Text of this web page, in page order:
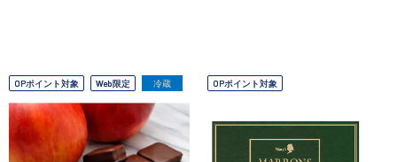
OPポイント対象 Web限定 冷蔵 OPポイント対象